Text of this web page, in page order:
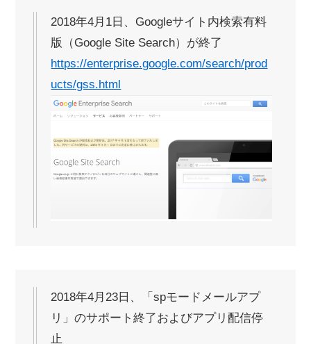
2018年4月1日、Googleサイト内検索有料
版（Google Site Search）が終了
https://enterprise.google.com/search/prod
ucts/gss.html
2018年4月23日、「spモードメールアプ
リ」のサポート終了およびアプリ配信停
止